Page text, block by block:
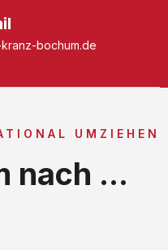
bochum.de
UMZIEHEN
nach ...